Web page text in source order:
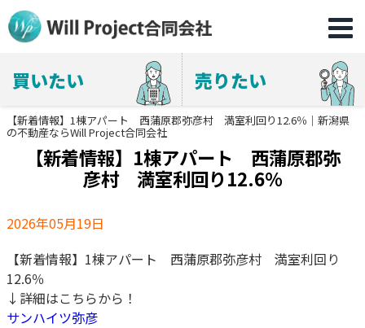
買いたい 売りたい
【新着情報】1棟アパート 西蒲原郡弥彦村 満室利回り12.6％｜新潟県
の不動産ならWill Project合同会社
【新着情報】1棟アパート 西蒲原郡弥
彦村 満室利回り12.6％
2026年05月19日
【新着情報】1棟アパート 西蒲原郡弥彦村 満室利回り
12.6％
↓詳細はこちらから！
サンハイツ弥彦